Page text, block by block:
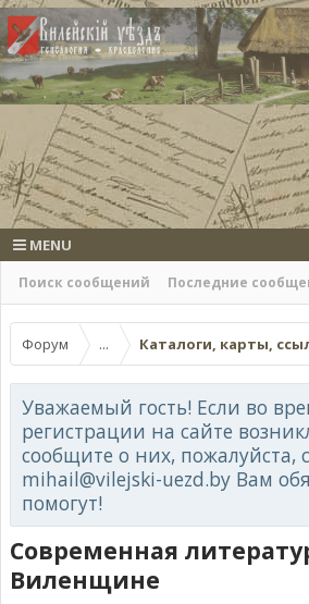
Поиск сообщений Последние
MENU
Форум ... Каталоги, карты,
Уважаемый гость! Если во
регистрации на сайте
сообщите о них, пожалуйста,
mihail@vilejski-uezd.by Вам
помогут!
Современная
Виленщине